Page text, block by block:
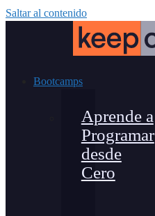
Saltar al contenido
Bootcamps
Aprende a
Programar
desde
Cero